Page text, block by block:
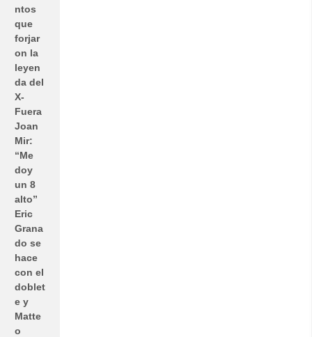
ntos
que
forjar
on la
leyen
da del
X-
Fuera
Joan
Mir:
“Me
doy
un 8
alto”
Eric
Grana
do se
hace
con el
doblet
e y
Matte
o